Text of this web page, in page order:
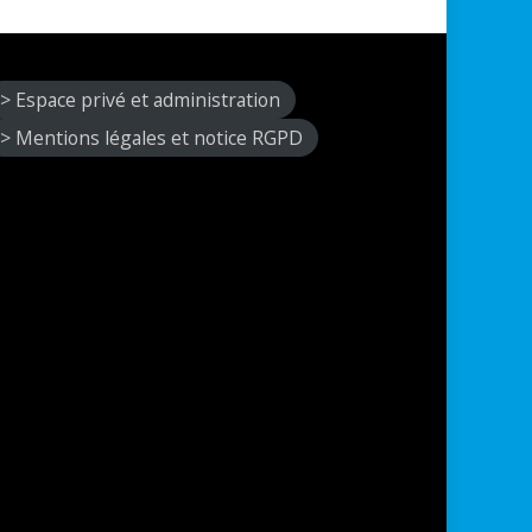
> Espace privé et administration
> Mentions légales et notice RGPD